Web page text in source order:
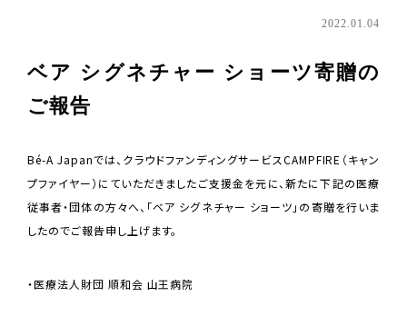
2022.01.04
ベア シグネチャー ショーツ寄贈の
ご報告
Bé-A Japanでは、クラウドファンディングサービスCAMPFIRE（キャン
プファイヤー）にていただきましたご支援金を元に、新たに下記の医療
従事者・団体の方々へ、「ベア シグネチャー ショーツ」の寄贈を行いま
したのでご報告申し上げます。
・医療法人財団 順和会 山王病院